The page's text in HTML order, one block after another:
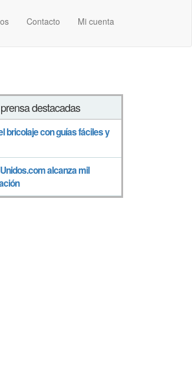
Contacto Mi cuenta
destacadas
bricolaje con guías fáciles y
alcanza mil